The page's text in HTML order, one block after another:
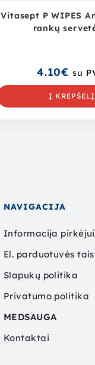
Vitasept P WIPES
rankų
4.10€ su
Į KREPŠELĮ
NAVIGACIJA
Informacija pirkėjui
El. parduotuvės
Slapukų politika
Privatumo politika
MEDSAUGA
Kontaktai